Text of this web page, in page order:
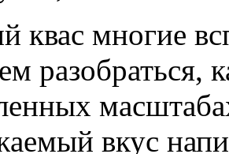
квас многие
разобраться,
вкус